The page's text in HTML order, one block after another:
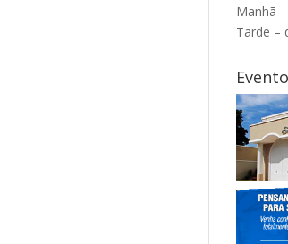
Manhã
Tarde –